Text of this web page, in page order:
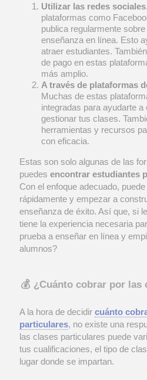
Utilizar las redes sociales
plataformas como
publica regularmente
enseñanza en línea. Esto
atraer estudiantes.
de pago en estas
más amplio.
A través de plataformas
Muchas de estas
integradas para ayudarte
gestionar tus clases.
herramientas y recursos
con eficacia.
Estas son solo algunas de las
puedes encontrar estudiantes
Con el enfoque adecuado,
rápidamente y empezar a
enseñanza de éxito. Así que, si
tiene la experiencia necesaria
prueba a enseñar en línea y
alumnos?
💰 ¿Cuánto cobrar por las
A la hora de decidir cuánto
particulares, no existe una
las clases particulares puede
tus cualificaciones, el tipo de
lugar donde se impartan.